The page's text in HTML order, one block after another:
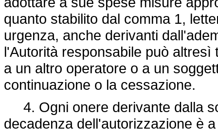
quanto stabilito dal comma 1,
urgenza, anche derivanti
l'Autorità responsabile può
a un altro operatore o a un
continuazione o la cessazione.
4. Ogni onere derivante dalla
decadenza dell'autorizzazione è